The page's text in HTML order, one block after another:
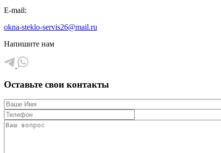
E-mail:
okna-steklo-servis26@mail.ru
Напишите нам
Оставьте свои контакты